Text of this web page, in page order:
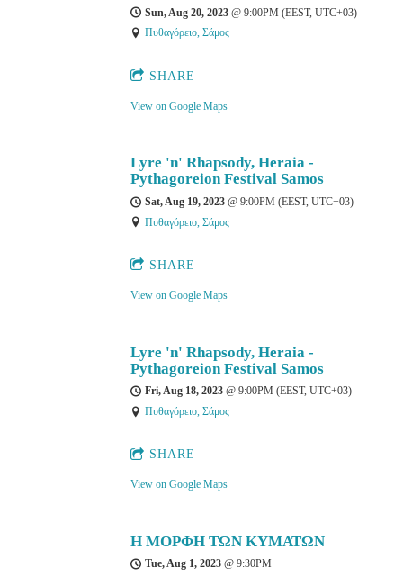
Sun, Aug 20, 2023@ 9:00PM (EEST, UTC+03)
Πυθαγόρειο, Σάμος
SHARE
View on Google Maps
Lyre 'n' Rhapsody, Heraia -
Pythagoreion Festival Samos
Sat, Aug 19, 2023@ 9:00PM (EEST, UTC+03)
Πυθαγόρειο, Σάμος
SHARE
View on Google Maps
Lyre 'n' Rhapsody, Heraia -
Pythagoreion Festival Samos
Fri, Aug 18, 2023@ 9:00PM (EEST, UTC+03)
Πυθαγόρειο, Σάμος
SHARE
View on Google Maps
Η ΜΟΡΦΗ ΤΩΝ ΚΥΜΑΤΩΝ
Tue, Aug 1, 2023@ 9:30PM